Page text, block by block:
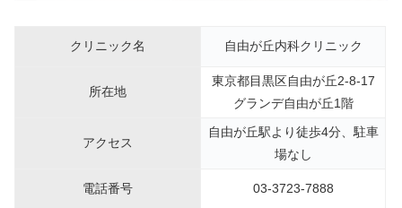
クリニック名 自由が丘内科クリニック
所在地
東京都目黒区自由が丘2-8-17
グランデ自由が丘1階
アクセス
自由が丘駅より徒歩4分、駐車
場なし
電話番号 03-3723-7888